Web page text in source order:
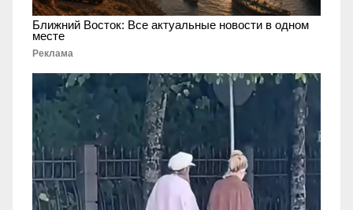
Ближний Восток: Все актуальные новости в одном
месте
Реклама